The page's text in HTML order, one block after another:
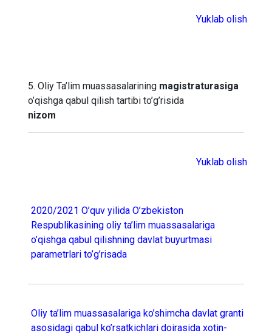
Yuklab olish
5. Oliy Ta’lim muassasalarining magistraturasiga
o’qishga qabul qilish tartibi to’g’risida
nizom
Yuklab olish
2020/2021 O’quv yilida O’zbekiston
Respublikasining oliy ta’lim muassasalariga
o’qishga qabul qilishning davlat buyurtmasi
parametrlari to’g’risada
Oliy ta’lim muassasalariga ko’shimcha davlat granti
asosidagi qabul ko’rsatkichlari doirasida xotin-